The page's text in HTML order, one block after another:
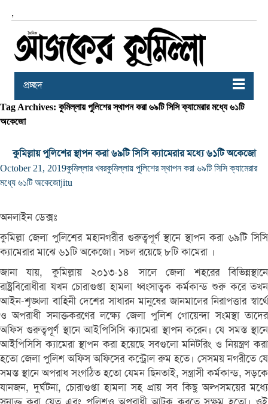
,
প্রচ্ছদ
Tag Archives: কুমিল্লায় পুলিশের স্থাপন করা ৬৯টি সিসি ক্যামেরার মধ্যে ৬১টি
অকেজো
কুমিল্লায় পুলিশের স্থাপন করা ৬৯টি সিসি ক্যামেরার মধ্যে ৬১টি অকেজো
October 21, 2019কুমিল্লার খবরকুমিল্লায় পুলিশের স্থাপন করা ৬৯টি সিসি ক্যামেরার
মধ্যে ৬১টি অকেজোjitu
অনলাইন ডেক্সঃ
কুমিল্লা জেলা পুলিশের মহানগরীর গুরুত্বপূর্ণ স্থানে স্থাপন করা ৬৯টি সিসি
ক্যামেরার মাঝে ৬১টি অকেজো। সচল রয়েছে ৮টি কামেরা ।
জানা যায়, কুমিল্লায় ২০১৩-১৪ সালে জেলা শহরের বিভিন্নস্থানে
রাষ্ট্রবিরোধীরা যখন চোরাগুপ্তা হামলা ধ্বংসাত্বক কর্মকান্ড শুরু করে তখন
আইন-শৃঙ্খলা বাহিনী দেশের সাধারন মানুষের জানমালের নিরাপত্তার স্বার্থে
ও অপরাধী সনাক্তকরণের লক্ষ্যে জেলা পুলিশ গোয়েন্দা সংমস্থা তাদের
অফিস গুরুত্বপূর্ণ স্থানে আইপিসিসি ক্যামেরা স্থাপন করেন। যে সমস্ত স্থানে
আইপিসিসি ক্যামেরা স্থাপন করা হয়েছে সবগুলো মনিটরিং ও নিয়ন্ত্রণ করা
হতো জেলা পুলিশ অফিস অফিসের কন্ট্রোল রুম হতে। সেসময় নগরীতে যে
সমস্ত স্থানে অপরাধ সংগঠিত হতো যেমন ছিনতাই, সন্ত্রাসী কর্মকান্ড, সড়কে
যানজন, দুর্ঘটনা, চোরাগুপ্তা হামলা সহ প্রায় সব কিছু অল্পসময়ের মধ্যে